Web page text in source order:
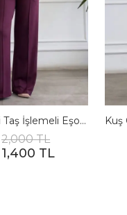
Kuş Gözü İnci Taş İşlemeli Eşofman Takımı - BORDO
2,000 TL
1,400 TL